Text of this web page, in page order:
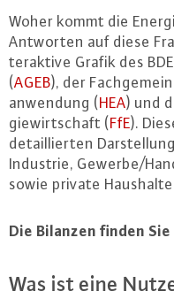
Woher kommt die
Antworten auf diese
ter­ak­ti­ve Grafik des
(AGEB), der
an­wen­dung (HEA) und
gie­wirt­schaft (FfE).
de­tail­lier­ten
Industrie, Gewerbe/
sowie private Haushalte
Die Bilanzen finden
Was ist eine